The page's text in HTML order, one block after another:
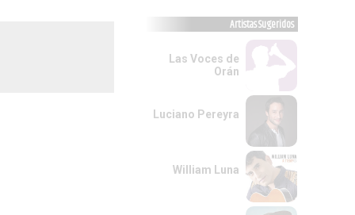
Artistas Sugeridos
Las Voces de
Orán
Luciano Pereyra
William Luna